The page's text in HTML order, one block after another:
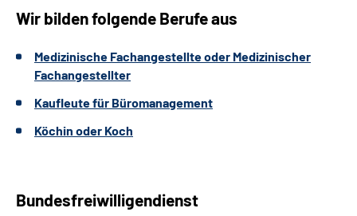
Wir bilden folgende Berufe aus
Medizinische Fachangestellte oder Medizinischer
Fachangestellter
Kaufleute für Büromanagement
Köchin oder Koch
Bundesfreiwilligendienst